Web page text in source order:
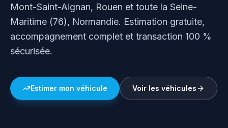
Mont-Saint-Aignan, Rouen et toute la Seine-
Maritime (76), Normandie. Estimation gratuite,
accompagnement complet et transaction 100 %
sécurisée.
Estimer mon véhicule Voir les véhicules